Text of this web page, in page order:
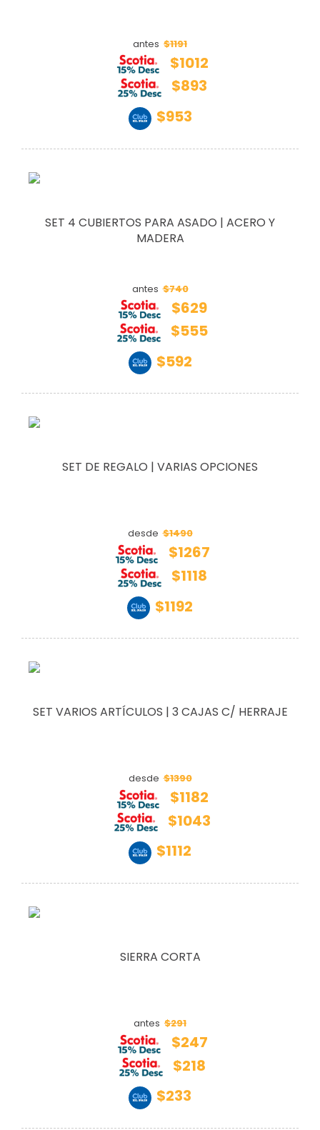
antes $1191
$1012
$893
$953
SET 4 CUBIERTOS PARA ASADO | ACERO Y
MADERA
antes $740
$629
$555
$592
SET DE REGALO | VARIAS OPCIONES
desde $1490
$1267
$1118
$1192
SET VARIOS ARTÍCULOS | 3 CAJAS C/ HERRAJE
desde $1390
$1182
$1043
$1112
SIERRA CORTA
antes $291
$247
$218
$233